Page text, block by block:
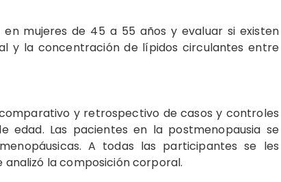
mujeres de 45 a 55 años y evaluar si existen
y la concentración de lípidos circulantes entre
y retrospectivo de casos y controles
Las pacientes en la postmenopausia se
A todas las participantes se les
la composición corporal.